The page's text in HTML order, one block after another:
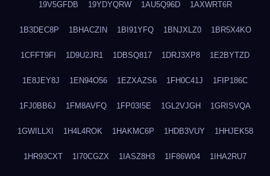
19V5GFDB 19YDYQRW 1AU5Q96D 1AXWRT6R
1B3DEC8P 1BHACZIN 1BI91YFQ 1BNJXLZ0 1BR5X4KO
1CFFT9FI 1D9U2JR1 1DBSQ817 1DRJ3XP8 1E2BYTZD
1E8JEY8J 1EN94O56 1EZXAZS6 1FH0C41J 1FIP186C
1FJ0BB6J 1FM8AVFQ 1FP03I5E 1GL2VJGH 1GRISVQA
1GWILLXI 1H4L4ROK 1HAKMC6P 1HDB3VUY 1HHJEK58
1HR93CXT 1I70CGZX 1IASZ8H3 1IF86W04 1IHA2RU7